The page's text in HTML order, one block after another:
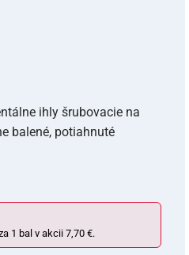
ihly šrubovacie na
balené, potiahnuté
1 bal v akcii 7,70 €.